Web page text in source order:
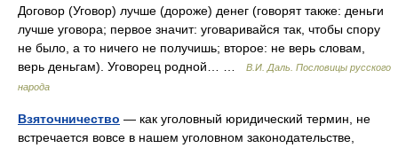
Договор (Уговор) лучше (дороже) денег (говорят также: деньги
лучше уговора; первое значит: уговаривайся так, чтобы спору
не было, а то ничего не получишь; второе: не верь словам,
верь деньгам). Уговорец родной… …
В.И. Даль. Пословицы русского
народа
Взяточничество — как уголовный юридический термин, не
встречается вовсе в нашем уголовном законодательстве,